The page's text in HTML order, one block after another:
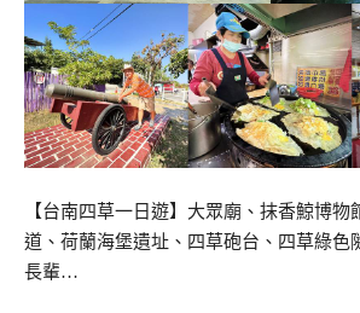
【台南四草一日遊】大眾廟、抹香鯨博物
道、荷蘭海堡遺址、四草砲台、四草綠色
長輩…